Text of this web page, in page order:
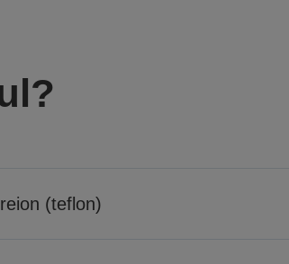
(teflon)